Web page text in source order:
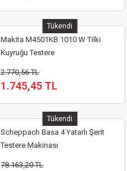
Tükendi
Makita M4501KB 1010 W Tilki
Kuyruğu Testere
2.770,56 TL
1.745,45 TL
Tükendi
Scheppach Basa 4 Yatarlı Şerit
Testere Makinası
78.163,20 TL